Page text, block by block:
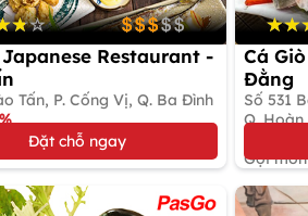
Restaurant -
Tấn, P. Cống Vị, Q. Ba Đình
Nhật Bản
Đặt chỗ ngay
Cá
Đằng
Số 531
Q.
Gọi